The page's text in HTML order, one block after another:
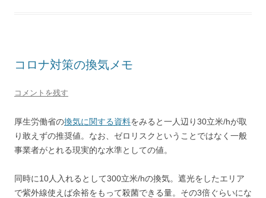
コロナ対策の換気メモ
コメントを残す
厚生労働省の換気に関する資料をみると一人辺り30立米/hが取
り敢えずの推奨値。なお、ゼロリスクということではなく一般
事業者がとれる現実的な水準としての値。
同時に10人入れるとして300立米/hの換気。遮光をしたエリア
で紫外線使えば余裕をもって殺菌できる量。その3倍ぐらいにな